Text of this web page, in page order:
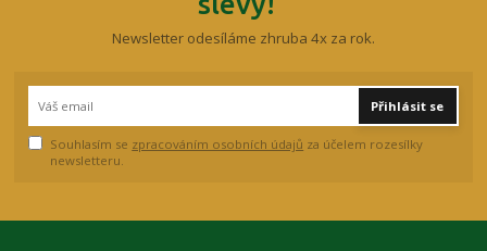
Newsletter odesíláme zhruba 4x za rok.
Přihlásit se
Souhlasím se zpracováním osobních údajů za účelem rozesílky
newsletteru.